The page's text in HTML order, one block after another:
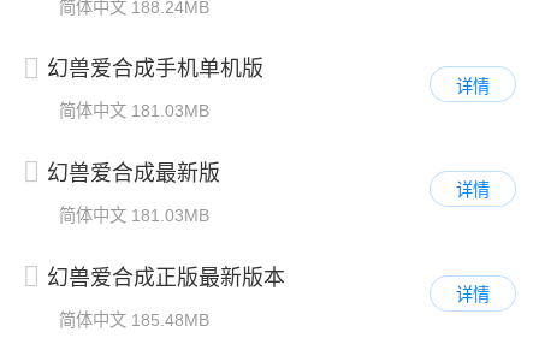
简体中文 188.24MB
幻兽爱合成手机单机版
简体中文 181.03MB
详情
幻兽爱合成最新版
简体中文 181.03MB
详情
幻兽爱合成正版最新版本
简体中文 185.48MB
详情